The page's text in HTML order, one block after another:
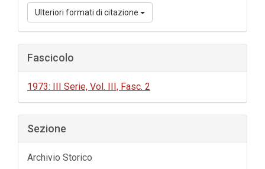
Ulteriori formati di citazione
Fascicolo
1973: III Serie, Vol. III, Fasc. 2
Sezione
Archivio Storico